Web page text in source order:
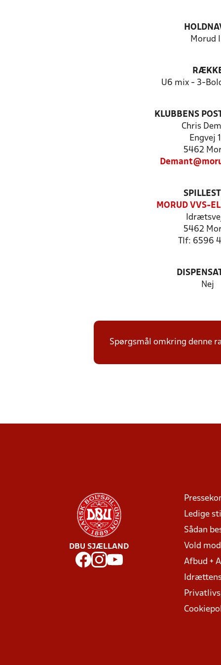
Morud
U6 mix - 3-
KLUBBENS
Chris
Engvej
5462
MORUD VVS-
5462
Tlf: 6596
Nej
Spørgsmål omkring denne
DBU SJÆLLAND
Ledige
Sådan
Vold
Afbud +